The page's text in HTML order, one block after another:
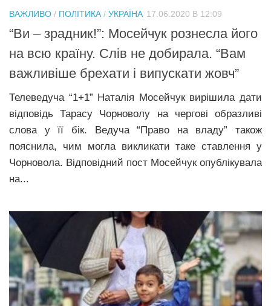
Культура
Шоу-біз
#Війна
ВАЖЛИВО / ПОЛІТИКА / УКРАЇНА 17.06.2020 В 12:09
“Ви – зрадник!”: Мосейчук рознесла його
на всю країну. Слів не добирала. “Вам
важливіше брехати і випускати жовч”
Телеведуча “1+1” Наталія Мосейчук вирішила дати
відповідь Тарасу Чорноволу на чергові образливі
слова у її бік. Ведуча “Право на владу” також
пояснила, чим могла викликати таке ставлення у
Чорновола. Відповідний пост Мосейчук опублікувала
на...